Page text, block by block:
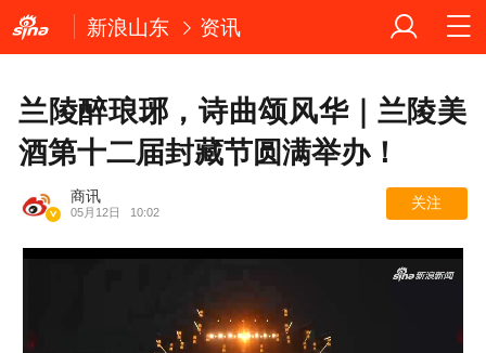
新浪山东 资讯
兰陵醉琅琊，诗曲颂风华｜兰陵美
酒第十二届封藏节圆满举办！
商讯
05月12日 10:02
关注